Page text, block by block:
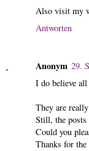
Also visit my
Antworten
Anonym 29.
I do believe all
They are
Still, the posts
Could you
Thanks for the